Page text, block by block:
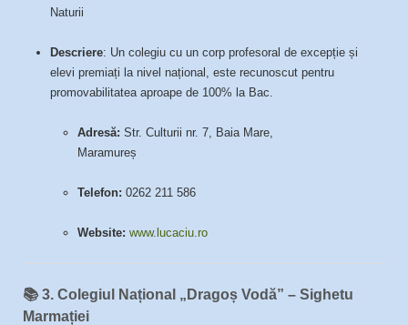
Naturii
Descriere: Un colegiu cu un corp profesoral de excepție și
elevi premiați la nivel național, este recunoscut pentru
promovabilitatea aproape de 100% la Bac.​
Adresă: Str. Culturii nr. 7, Baia Mare,
Maramureș
Telefon: 0262 211 586
Website: www.lucaciu.ro
📚3. Colegiul Național „Dragoș Vodă” – Sighetu
Marmației